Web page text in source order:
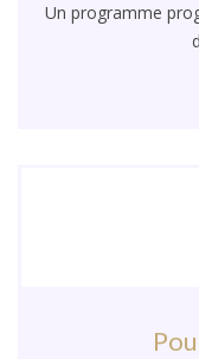
Un programme